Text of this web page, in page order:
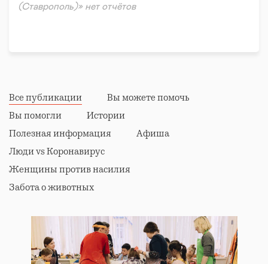
(Ставрополь)» нет отчётов
Все публикации
Вы можете помочь
Вы помогли
Истории
Полезная информация
Афиша
Люди vs Коронавирус
Женщины против насилия
Забота о животных